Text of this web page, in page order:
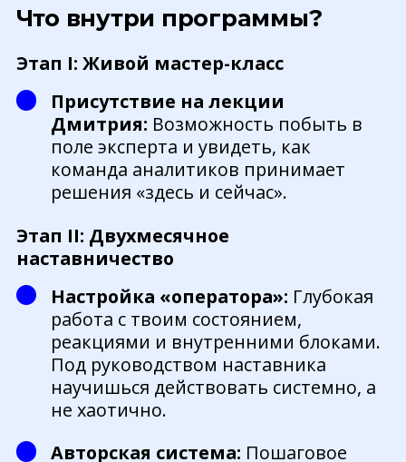
Что внутри программы?
Этап I: Живой мастер-класс
Присутствие на лекции
Дмитрия: Возможность побыть в
поле эксперта и увидеть, как
команда аналитиков принимает
решения «здесь и сейчас».
Этап II: Двухмесячное
наставничество
Настройка «оператора»: Глубокая
работа с твоим состоянием,
реакциями и внутренними блоками.
Под руководством наставника
научишься действовать системно, а
не хаотично.
Авторская система: Пошаговое